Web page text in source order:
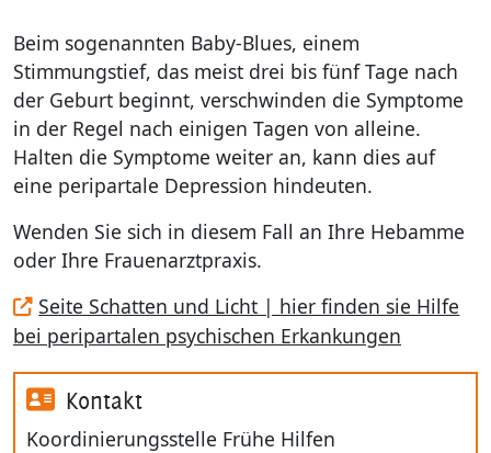
Beim sogenannten Baby-Blues, einem
Stimmungstief, das meist drei bis fünf Tage nach
der Geburt beginnt, verschwinden die Symptome
in der Regel nach einigen Tagen von alleine.
Halten die Symptome weiter an, kann dies auf
eine peripartale Depression hindeuten.
Wenden Sie sich in diesem Fall an Ihre Hebamme
oder Ihre Frauenarztpraxis.
Seite Schatten und Licht | hier finden sie Hilfe
bei peripartalen psychischen Erkankungen
Kontakt
Koordinierungsstelle Frühe Hilfen